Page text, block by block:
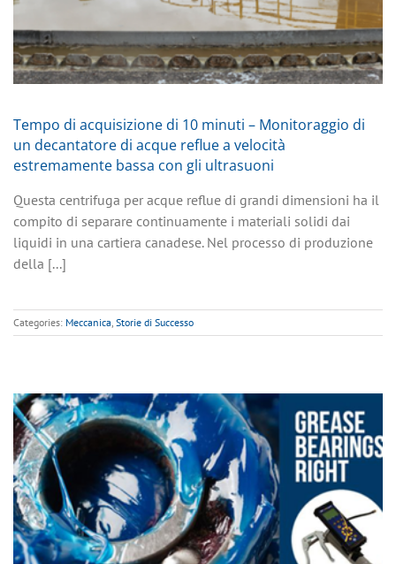
Tempo di acquisizione di 10 minuti – Monitoraggio di
un decantatore di acque reflue a velocità
estremamente bassa con gli ultrasuoni
Questa centrifuga per acque reflue di grandi dimensioni ha il
compito di separare continuamente i materiali solidi dai
liquidi in una cartiera canadese. Nel processo di produzione
della [...]
Categories: Meccanica, Storie di Successo